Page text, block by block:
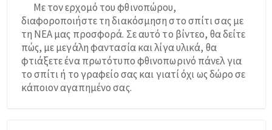
Με τον ερχομό του φθινοπώρου,
διαφοροποιήστε τη διακόσμηση στο σπίτι σας με
τη ΝΕΑ μας προσφορά. Σε αυτό το βίντεο, θα δείτε
πώς, με μεγάλη φαντασία και λίγα υλικά, θα
φτιάξετε ένα πρωτότυπο φθινοπωρινό πάνελ για
το σπίτι ή το γραφείο σας και γιατί όχι ως δώρο σε
κάποιον αγαπημένο σας.